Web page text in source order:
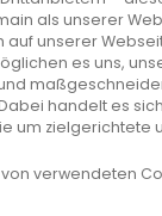
als unserer
auf unserer
es uns,
handelt es
um zielgerichtete
verwendeten